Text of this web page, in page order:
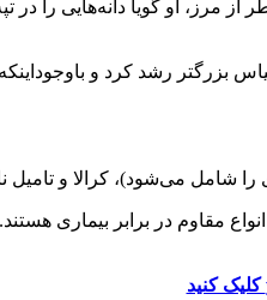
مرز، او گویا دانه‌هایی را در
رشد کرد و باوجوداینکه